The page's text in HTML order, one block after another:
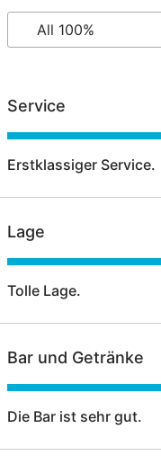
Service
Erstklassiger Service.
Lage
Tolle Lage.
Bar und Getränke
Die Bar ist sehr gut.